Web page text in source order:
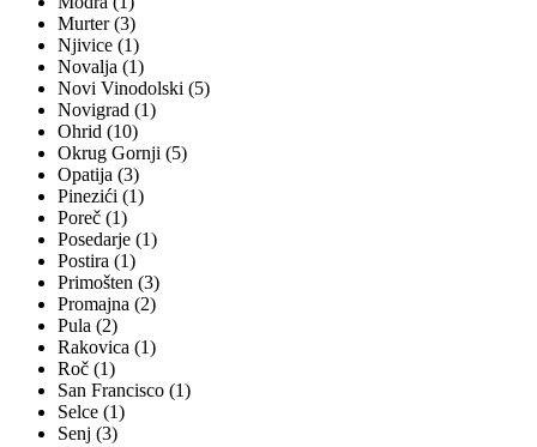
Murter (3)
Njivice (1)
Novalja (1)
Novi Vinodolski (5)
Novigrad (1)
Ohrid (10)
Okrug Gornji (5)
Opatija (3)
Pinezići (1)
Poreč (1)
Posedarje (1)
Postira (1)
Primošten (3)
Promajna (2)
Pula (2)
Rakovica (1)
Roč (1)
San Francisco (1)
Selce (1)
Senj (3)